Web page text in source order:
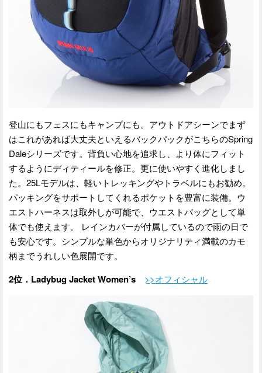
登山にもフェスにもキャンプにも。アウトドアシーンでまず
はこれがあれば大丈夫といえるバックパックがこちらのSpring
Daleシリーズです。背負い心地を追求し、より体にフィット
するようにディティールを修正。更に使いやすく進化しまし
た。25Lモデルは、軽いトレッキングやトラベルにもお勧め。
パッキングをサポートしてくれるポケットを豊富に装備。ウ
エストハーネスは取外しが可能で、ウエストバッグとして単
体でも使えます。 レインカバーが付属しているので雨の日で
も安心です。シンプルな単色からオリジナリティ満載のカモ
柄までうれしい色展開です。
2位．Ladybug Jacket Women’s >>オフィシャル